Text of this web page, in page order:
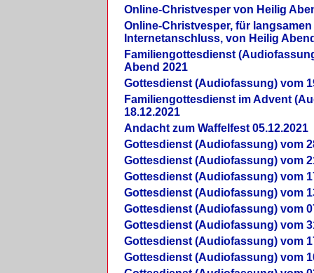
Online-Christvesper von Heilig
Online-Christvesper, für langsamen
Internetanschluss, von Heilig
Familiengottesdienst
Abend 2021
Gottesdienst (Audiofassung) vom
Familiengottesdienst im Advent
18.12.2021
Andacht zum Waffelfest 05.12.2021
Gottesdienst (Audiofassung) vom
Gottesdienst (Audiofassung) vom
Gottesdienst (Audiofassung) vom
Gottesdienst (Audiofassung) vom
Gottesdienst (Audiofassung) vom
Gottesdienst (Audiofassung) vom
Gottesdienst (Audiofassung) vom
Gottesdienst (Audiofassung) vom